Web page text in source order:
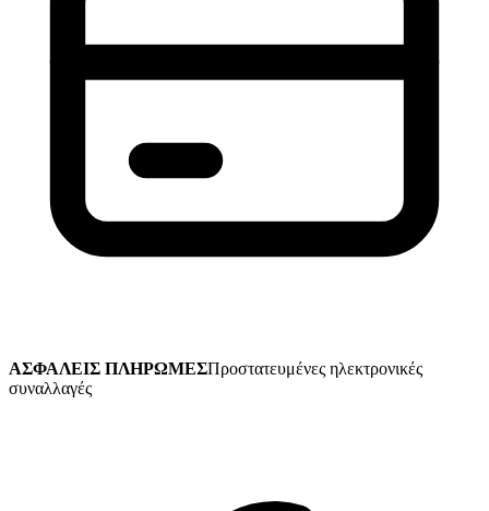
ΑΣΦΑΛΕΙΣ ΠΛΗΡΩΜΕΣΠροστατευμένες ηλεκτρονικές
συναλλαγές